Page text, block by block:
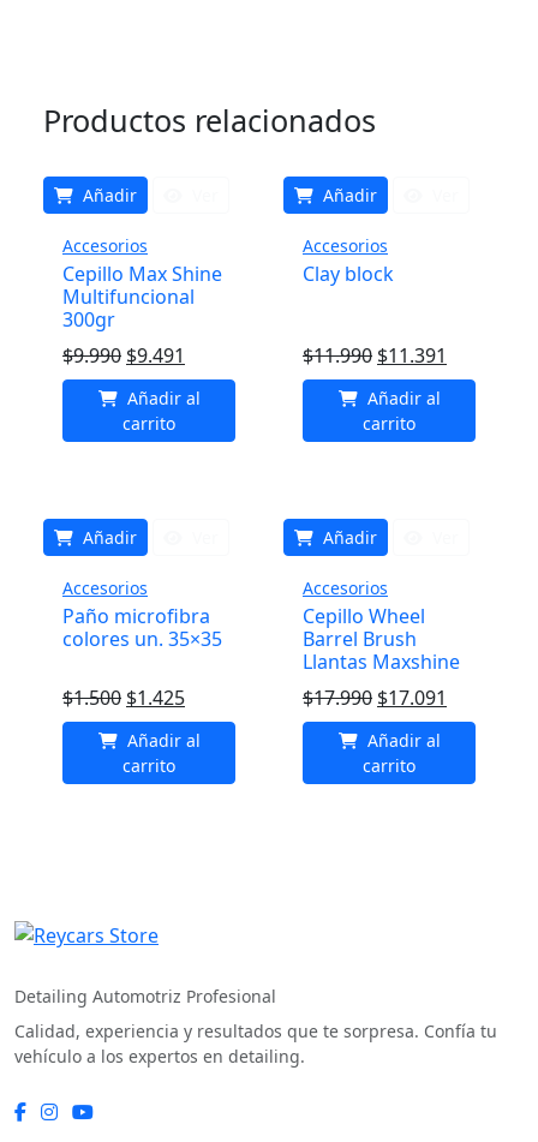
Productos relacionados
Añadir
Accesorios
Cepillo Max Shine
Multifuncional
300gr
$9.990 El
precio
original
era:
$9.491
precio
actual
es:
Añadir al
carrito
Añadir
Accesorios
Clay block
$11.990 El
precio
original
era:
$11.391
precio
es:
Añadir al
carrito
Añadir
Accesorios
Paño microfibra
colores un. 35×35
$1.500 El
precio
original
era:
$1.425El
precio
actual
es:
Añadir al
carrito
Añadir
Accesorios
Cepillo Wheel
Barrel Brush
Llantas Maxshine
$17.990 El
precio
original
era:
$17.091
precio
es:
Añadir al
carrito
Detailing Automotriz Profesional
Calidad, experiencia y resultados que te sorpresa. Confía tu
vehículo a los expertos en detailing.